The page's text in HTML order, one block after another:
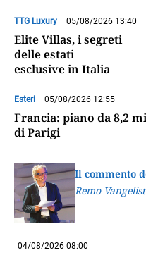
TTG Luxury 05/08/2026 13:40
Elite Villas, i segreti
delle estati
esclusive in Italia
Esteri 05/08/2026 12:55
Francia: piano da 8,2
di Parigi
Il commento
Remo
04/08/2026 08:00